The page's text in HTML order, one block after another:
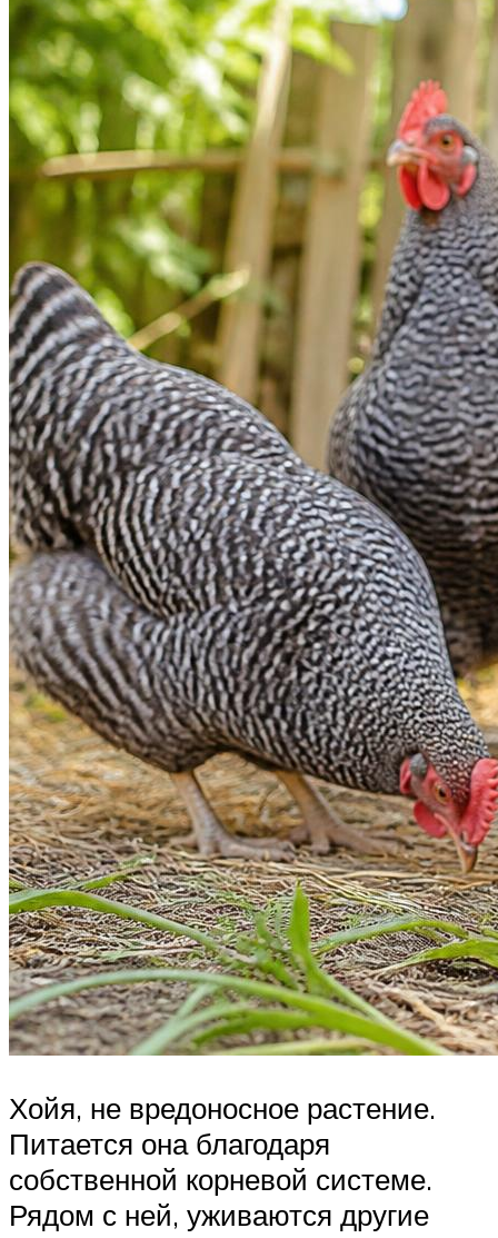
Хойя, не вредоносное растение.
Питается она благодаря
собственной корневой системе.
Рядом с ней, уживаются другие